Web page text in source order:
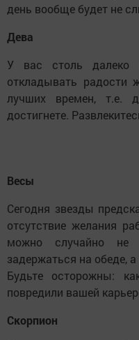
день вообще будет не
Дева
У вас столь далеко
откладывать радости
лучших времен,
достигнете.
Весы
Сегодня звезды
отсутствие желания
можно случайно не
задержаться на обеде,
Будьте осторожны:
повредили вашей
Скорпион